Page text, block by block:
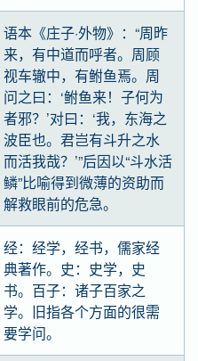
语本《庄子·外物》：“周昨
来，有中道而呼者。周顾
视车辙中，有鲋鱼焉。周
问之曰：‘鲋鱼来！子何为
者邪？’对曰：‘我，东海之
波臣也。君岂有斗升之水
而活我哉？’”后因以“斗水活
鳞”比喻得到微薄的资助而
解救眼前的危急。
经：经学，经书，儒家经
典著作。史：史学，史
书。百子：诸子百家之
学。旧指各个方面的很需
要学问。